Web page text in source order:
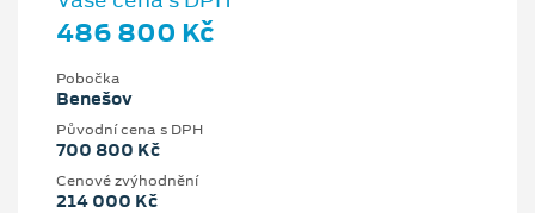
486 800 Kč
Pobočka
Benešov
Původní cena s DPH
700 800 Kč
Cenové zvýhodnění
214 000 Kč